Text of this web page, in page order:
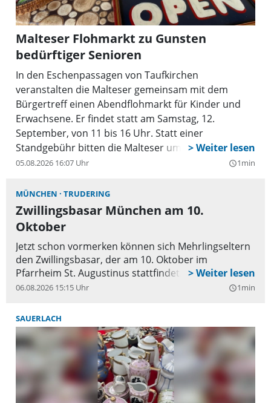
Malteser Flohmarkt zu Gunsten
bedürftiger Senioren
In den Eschenpassagen von Taufkirchen
veranstalten die Malteser gemeinsam mit dem
Bürgertreff einen Abendflohmarkt für Kinder und
Erwachsene. Er findet statt am Samstag, 12.
September, von 11 bis 16 Uhr. Statt einer
Standgebühr bitten die Malteser um eine Spende
für ihr Mahlzeitenprojekt, bei dem bedürftige
versorgt werden.
05.08.2026 16:07 Uhr query_builder1min
MÜNCHEN TRUDERING
Zwillingsbasar München am 10.
Oktober
Jetzt schon vormerken können sich Mehrlingseltern
den Zwillingsbasar, der am 10. Oktober im
Pfarrheim St. Augustinus stattfindet.
06.08.2026 15:15 Uhr query_builder1min
SAUERLACH